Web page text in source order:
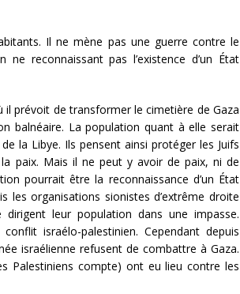
Il ne mène pas une guerre contre le
reconnaissant pas l’existence d’un État
prévoit de transformer le cimetière de Gaza
balnéaire. La population quant à elle serait
la Libye. Ils pensent ainsi protéger les Juifs
paix. Mais il ne peut y avoir de paix, ni de
pourrait être la reconnaissance d’un État
les organisations sionistes d’extrême droite
dirigent leur population dans une impasse.
israélo-palestinien. Cependant depuis
israélienne refusent de combattre à Gaza.
Palestiniens compte) ont eu lieu contre les